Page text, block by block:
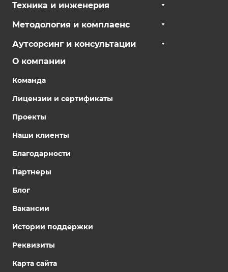
Техника и инженерия
Методология и комплаенс
Аутсорсинг и консультации
О компании
Команда
Лицензии и сертификаты
Проекты
Наши клиенты
Благодарности
Партнеры
Блог
Вакансии
Истории поддержки
Реквизиты
Карта сайта